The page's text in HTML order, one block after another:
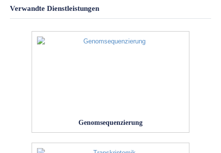
Verwandte Dienstleistungen
Genomsequenzierung